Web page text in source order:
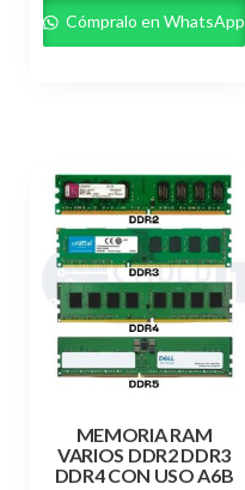
Cómpralo en WhatsApp
MEMORIA RAM
VARIOS DDR2 DDR3
DDR4 CON USO A6B